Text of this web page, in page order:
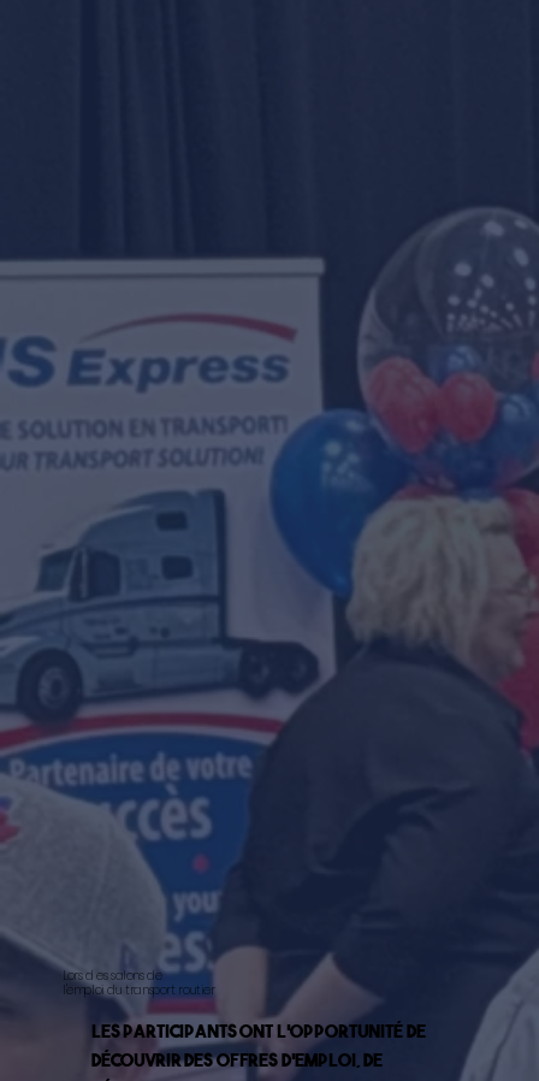
Lors d es salons de
l'emploi du transport routier
Les participants ont l’opportunité de
découvrir des offres d’emploi, de